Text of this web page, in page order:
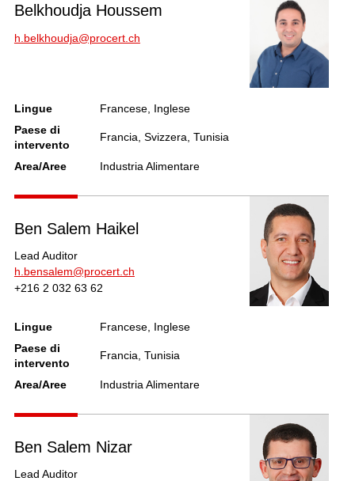
Belkhoudja Houssem
h.belkhoudja@procert.ch
Lingue
Francese, Inglese
Paese di
intervento
Francia, Svizzera, Tunisia
Area/Aree Industria Alimentare
Ben Salem Haikel
Lead Auditor
h.bensalem@procert.ch
+216 2 032 63 62
Lingue
Francese, Inglese
Paese di
intervento
Francia, Tunisia
Area/Aree Industria Alimentare
Ben Salem Nizar
Lead Auditor